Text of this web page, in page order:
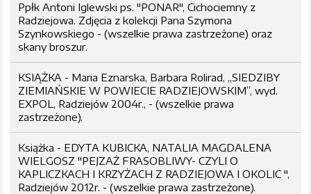
Ppłk Antoni Iglewski ps. "PONAR", Cichociemny z
Radziejowa. Zdjęcia z kolekcji Pana Szymona
Szynkowskiego - (wszelkie prawa zastrzeżone) oraz
skany broszur.
KSIĄŻKA - Maria Eznarska, Barbara Rolirad, „SIEDZIBY
ZIEMIAŃSKIE W POWIECIE RADZIEJOWSKIM”, wyd.
EXPOL, Radziejów 2004r., - (wszelkie prawa
zastrzeżone).
Książka - EDYTA KUBICKA, NATALIA MAGDALENA
WIELGOSZ "PEJZAŻ FRASOBLIWY- CZYLI O
KAPLICZKACH I KRZYŻACH Z RADZIEJOWA I OKOLIC ",
Radziejów 2012r. - (wszelkie prawa zastrzeżone).